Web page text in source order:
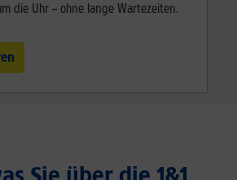
die Uhr – ohne lange Wartezeiten.